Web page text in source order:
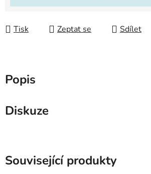
Tisk Zeptat se Sdílet
Popis
Diskuze
Související produkty